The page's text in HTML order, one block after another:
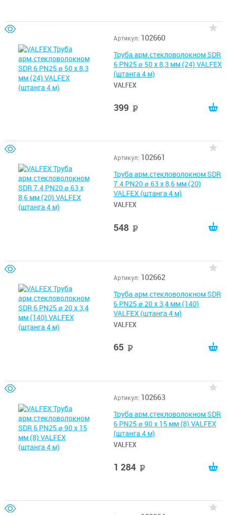
Артикул: 102660
Труба арм.стекловолокном SDR
6 PN25 ø 50 х 8,3 мм (24) VALFEX
(штанга 4 м)
VALFEX
399
Артикул: 102661
Труба арм.стекловолокном SDR
7.4 PN20 ø 63 х 8,6 мм (20)
VALFEX (штанга 4 м)
VALFEX
548
Артикул: 102662
Труба арм.стекловолокном SDR
6 PN25 ø 20 х 3,4 мм (140)
VALFEX (штанга 4 м)
VALFEX
65
Артикул: 102663
Труба арм.стекловолокном SDR
6 PN25 ø 90 х 15 мм (8) VALFEX
(штанга 4 м)
VALFEX
1 284